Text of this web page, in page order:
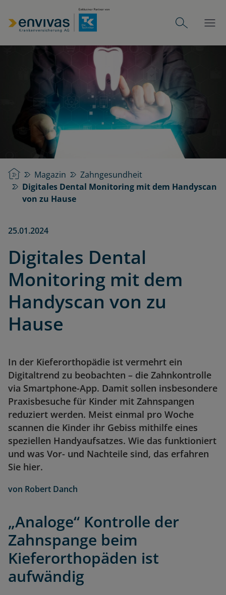
StartseiteMagazin
Zahngesundheit
Digitales Dental Monitoring mit dem Handyscan
von zu Hause
25.01.2024
Digitales Dental
Monitoring mit dem
Handyscan von zu
Hause
In der Kieferorthopädie ist vermehrt ein
Digitaltrend zu beobachten – die Zahnkontrolle
via Smartphone-App. Damit sollen insbesondere
Praxisbesuche für Kinder mit Zahnspangen
reduziert werden. Meist einmal pro Woche
scannen die Kinder ihr Gebiss mithilfe eines
speziellen Handyaufsatzes. Wie das funktioniert
und was Vor- und Nachteile sind, das erfahren
Sie hier.
von Robert Danch
„Analoge“ Kontrolle der
Zahnspange beim
Kieferorthopäden ist
aufwändig